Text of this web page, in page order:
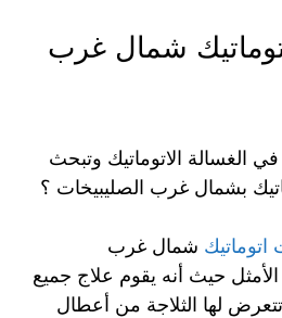
شمال غرب
الغسالة الاتوماتيك وتبحث
بشمال غرب الصليبيخات ؟
اتوماتيك شمال غرب
حيث أنه يقوم علاج جميع
لها الثلاجة من أعطال